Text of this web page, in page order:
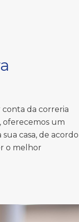
da correria
oferecemos um
casa, de acordo
o melhor